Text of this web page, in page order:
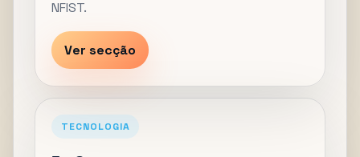
NFIST.
Ver secção
TECNOLOGIA